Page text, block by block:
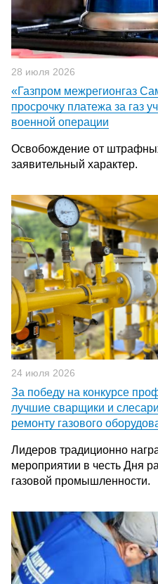
28 июля 2026
«Газпром межрегионгаз
просрочку платежа за газ
военной операции
Освобождение от
заявительный характер.
24 июля 2026
За победу на конкурсе
лучшие сварщики и
ремонту газового
Лидеров традиционно
мероприятии в честь Дня
газовой промышленности.